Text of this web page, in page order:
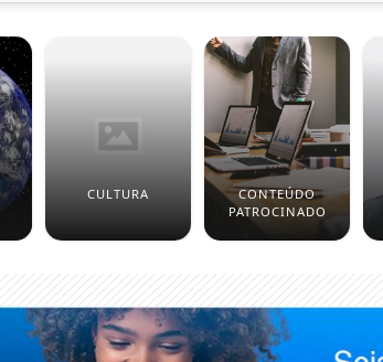
CULTURA
CONTEÚDO
PATROCINADO